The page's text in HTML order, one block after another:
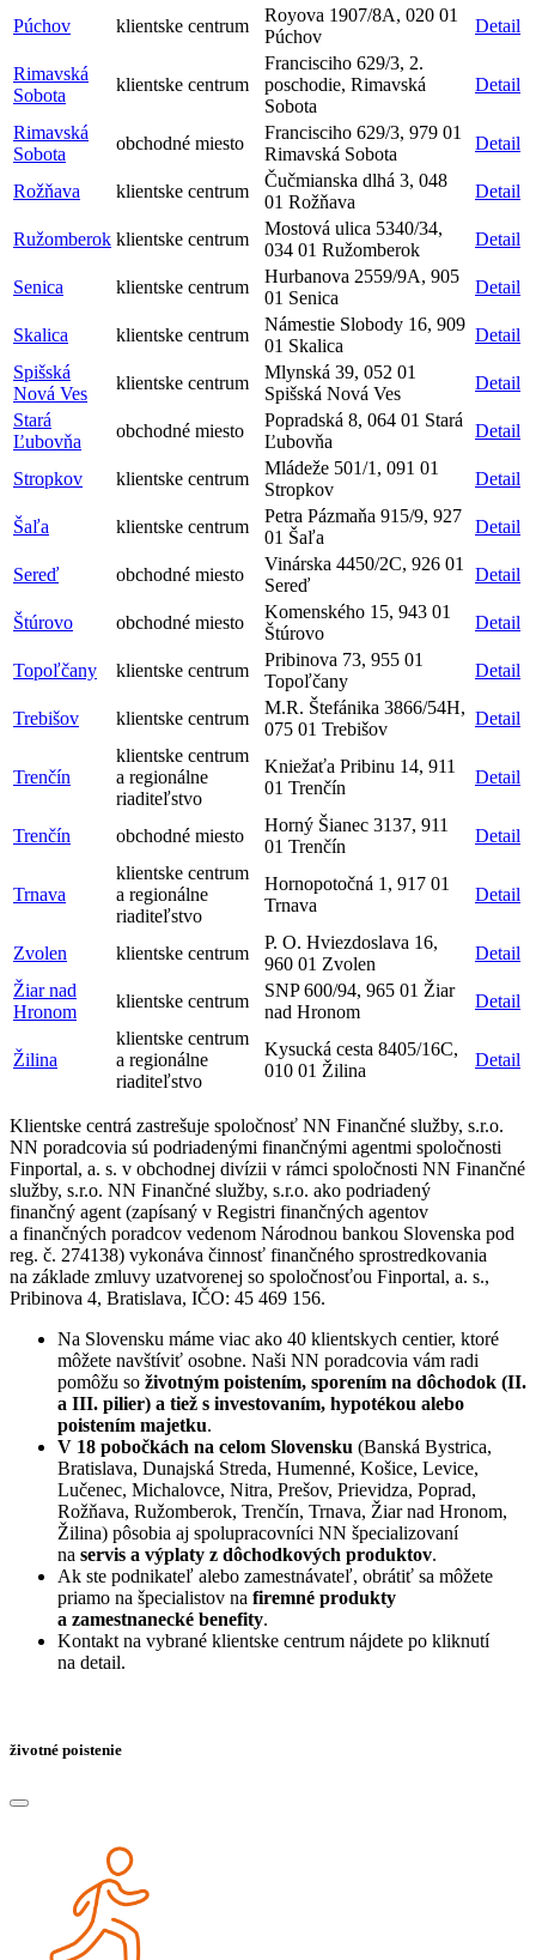
Púchov klientske centrum
Royova 1907/8A, 020 01
Púchov
Detail
Rimavská
Sobota
klientske centrum
Francisciho 629/3, 2.
poschodie, Rimavská
Sobota
Detail
Rimavská
Sobota
obchodné miesto
Francisciho 629/3, 979 01
Rimavská Sobota
Detail
Rožňava klientske centrum
Čučmianska dlhá 3, 048
01 Rožňava
Detail
Ružomberok klientske centrum
Mostová ulica 5340/34,
034 01 Ružomberok
Detail
Senica klientske centrum
Hurbanova 2559/9A, 905
01 Senica
Detail
Skalica klientske centrum
Námestie Slobody 16, 909
01 Skalica
Detail
Spišská
Nová Ves
klientske centrum
Mlynská 39, 052 01
Spišská Nová Ves
Detail
Stará
Ľubovňa
obchodné miesto
Popradská 8, 064 01 Stará
Ľubovňa
Detail
Stropkov klientske centrum
Mládeže 501/1, 091 01
Stropkov
Detail
Šaľa klientske centrum
Petra Pázmaňa 915/9, 927
01 Šaľa
Detail
Sereď obchodné miesto
Vinárska 4450/2C, 926 01
Sereď
Detail
Štúrovo obchodné miesto
Komenského 15, 943 01
Štúrovo
Detail
Topoľčany klientske centrum
Pribinova 73, 955 01
Topoľčany
Detail
Trebišov klientske centrum
M.R. Štefánika 3866/54H,
075 01 Trebišov
Detail
Trenčín
klientske centrum
a regionálne
riaditeľstvo
Kniežaťa Pribinu 14, 911
01 Trenčín
Detail
Trenčín obchodné miesto
Horný Šianec 3137, 911
01 Trenčín
Detail
Trnava
klientske centrum
a regionálne
riaditeľstvo
Hornopotočná 1, 917 01
Trnava
Detail
Zvolen klientske centrum
P. O. Hviezdoslava 16,
960 01 Zvolen
Detail
Žiar nad
Hronom
klientske centrum
SNP 600/94, 965 01 Žiar
nad Hronom
Detail
Žilina
klientske centrum
a regionálne
riaditeľstvo
Kysucká cesta 8405/16C,
010 01 Žilina
Detail
Klientske centrá zastrešuje spoločnosť NN Finančné služby, s.r.o.
NN poradcovia sú podriadenými finančnými agentmi spoločnosti
Finportal, a. s. v obchodnej divízii v rámci spoločnosti NN Finančné
služby, s.r.o. NN Finančné služby, s.r.o. ako podriadený
finančný agent (zapísaný v Registri finančných agentov
a finančných poradcov vedenom Národnou bankou Slovenska pod
reg. č. 274138) vykonáva činnosť finančného sprostredkovania
na základe zmluvy uzatvorenej so spoločnosťou Finportal, a. s.,
Pribinova 4, Bratislava, IČO: 45 469 156.
Na Slovensku máme viac ako 40 klientskych centier, ktoré
môžete navštíviť osobne. Naši NN poradcovia vám radi
pomôžu so životným poistením, sporením na dôchodok (II.
a III. pilier) a tiež s investovaním, hypotékou alebo
poistením majetku.
V 18 pobočkách na celom Slovensku (Banská Bystrica,
Bratislava, Dunajská Streda, Humenné, Košice, Levice,
Lučenec, Michalovce, Nitra, Prešov, Prievidza, Poprad,
Rožňava, Ružomberok, Trenčín, Trnava, Žiar nad Hronom,
Žilina) pôsobia aj spolupracovníci NN špecializovaní
na servis a výplaty z dôchodkových produktov.
Ak ste podnikateľ alebo zamestnávateľ, obrátiť sa môžete
priamo na špecialistov na firemné produkty
a zamestnanecké benefity.
Kontakt na vybrané klientske centrum nájdete po kliknutí
na detail.
životné poistenie